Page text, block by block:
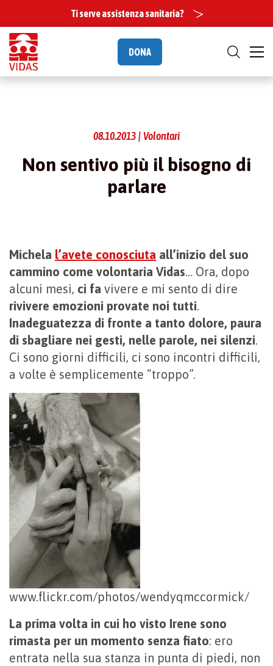
Ti serve assistenza sanitaria?
DONA
08.10.2013 | Volontari
Non sentivo più il bisogno di
parlare
Michela l’avete conosciuta all’inizio del suo
cammino come volontaria Vidas… Ora, dopo
alcuni mesi, ci fa vivere e mi sento di dire
rivivere emozioni provate noi tutti.
Inadeguatezza di fronte a tanto dolore, paura
di sbagliare nei gesti, nelle parole, nei silenzi.
Ci sono giorni difficili, ci sono incontri difficili,
a volte è semplicemente “troppo”.
www.flickr.com/photos/wendyqmccormick/
La prima volta in cui ho visto Irene sono
rimasta per un momento senza fiato: ero
entrata nella sua stanza in punta di piedi, non